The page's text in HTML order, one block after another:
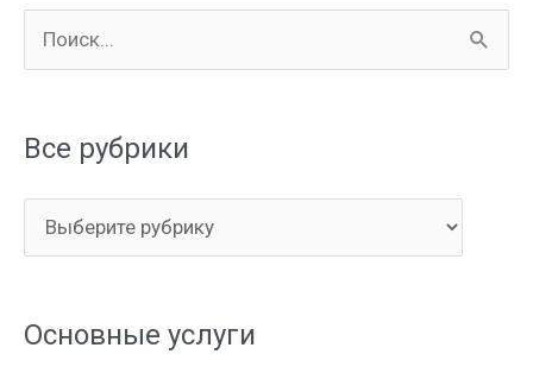
о
с
Все рубрики
с
р
Основные услуги